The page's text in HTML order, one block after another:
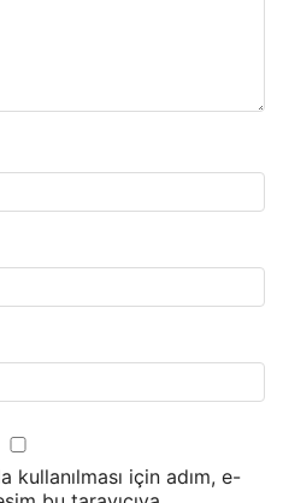
kullanılması için adım, e-